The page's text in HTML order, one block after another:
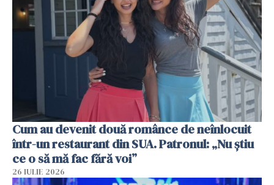
Cum au devenit două românce de neînlocuit
într-un restaurant din SUA. Patronul: „Nu știu
ce o să mă fac fără voi”
26 IULIE 2026